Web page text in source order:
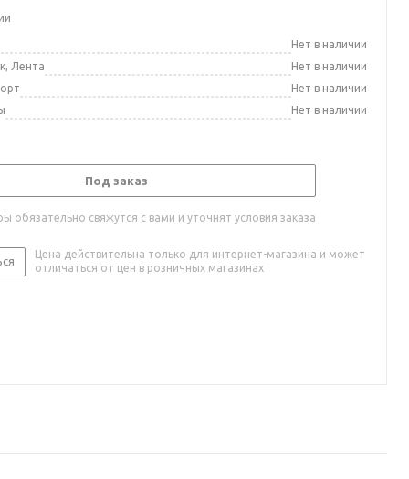
Нет в наличии
Лента
Нет в наличии
Нет в наличии
Нет в наличии
Под заказ
обязательно свяжутся с вами и уточнят условия заказа
Цена действительна только для интернет-магазина и может
отличаться от цен в розничных магазинах